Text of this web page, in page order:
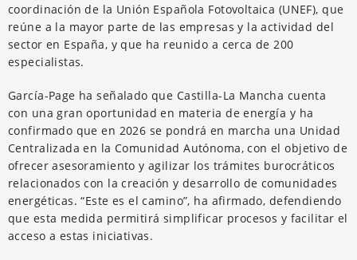
coordinación de la Unión Española Fotovoltaica (UNEF), que
reúne a la mayor parte de las empresas y la actividad del
sector en España, y que ha reunido a cerca de 200
especialistas.
García-Page ha señalado que Castilla-La Mancha cuenta
con una gran oportunidad en materia de energía y ha
confirmado que en 2026 se pondrá en marcha una Unidad
Centralizada en la Comunidad Autónoma, con el objetivo de
ofrecer asesoramiento y agilizar los trámites burocráticos
relacionados con la creación y desarrollo de comunidades
energéticas. “Este es el camino”, ha afirmado, defendiendo
que esta medida permitirá simplificar procesos y facilitar el
acceso a estas iniciativas.